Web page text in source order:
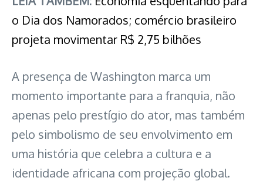
o Dia dos Namorados; comércio brasileiro
projeta movimentar R$ 2,75 bilhões
A presença de Washington marca um
momento importante para a franquia, não
apenas pelo prestígio do ator, mas também
pelo simbolismo de seu envolvimento em
uma história que celebra a cultura e a
identidade africana com projeção global.